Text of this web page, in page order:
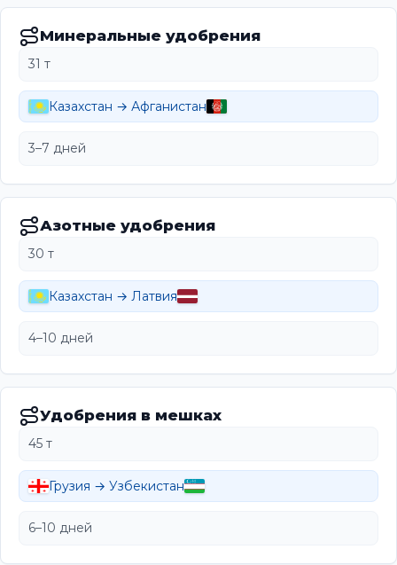
Минеральные удобрения
31 т
Казахстан → Афганистан
3–7 дней
Азотные удобрения
30 т
Казахстан → Латвия
4–10 дней
Удобрения в мешках
45 т
Грузия → Узбекистан
6–10 дней